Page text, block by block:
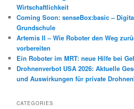
Wirtschaftlichkeit
Coming Soon: senseBox:basic –
Grundschule
Artemis II – Wie Roboter den Weg
vorbereiten
Ein Roboter im MRT: neue Hilfe bei
Drohnenverbot USA 2026: Aktuelle
und Auswirkungen für private
CATEGORIES